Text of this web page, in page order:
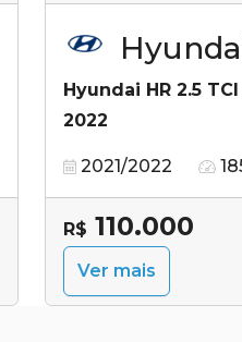
Hyundai HR 2.5
2022
2021/2022
R$ 110.000
Ver mais